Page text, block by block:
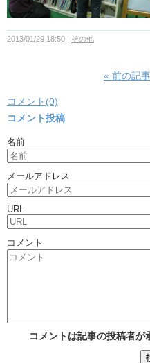
2013/01/29 18:50 その他
« 前の記事
コメント(0)
コメント投稿
名前
メールアドレス
URL
コメント
コメントは記事の投稿者が